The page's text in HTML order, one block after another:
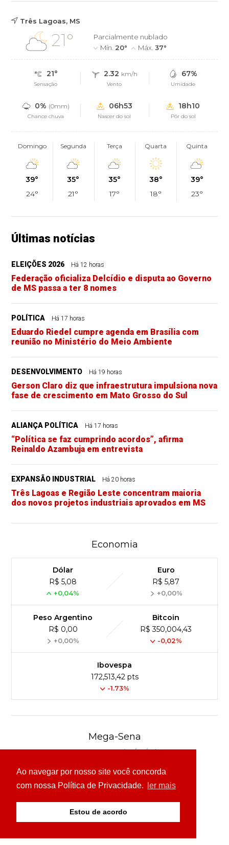
Ao navegar por nosso site você concorda
com nossa Política de Privacidade.
ler mais
Estou de acordo
Três Lagoas, MS
21°
Parcialmente nublado
Mín. 20° Máx.37°
21°
Sensação
2.32 km/h
Vento
67%
Umidade
0% (0mm)
Chance chuva
06h53
Nascer do sol
18h10
Pôr do sol
Domingo
39°
24°
Segunda
35°
21°
Terça
35°
17°
Quarta
38°
18°
Quinta
39°
23°
Últimas notícias
ELEIÇÕES 2026 Há 12 horas
Federação oficializa Delcídio e disputa ao Governo
de MS passa a ter 8 nomes
POLÍTICA Há 17 horas
Eduardo Riedel cumpre agenda em Brasília com
reunião no Ministério do Meio Ambiente
DESENVOLVIMENTO Há 19 horas
Gerson Claro diz que infraestrutura impulsiona nova
fase de crescimento em Mato Grosso do Sul
ALIANÇA POLÍTICA Há 17 horas
“Política se faz cumprindo acordos”, afirma
Reinaldo Azambuja em entrevista
EXPANSÃO INDUSTRIAL Há 20 horas
Três Lagoas e Região Leste concentram maioria
dos novos projetos industriais aprovados em MS
Economia
Dólar
R$ 5,08
+0,04%
Euro
R$ 5,87
+0,00%
Peso Argentino
R$ 0,00
+0,00%
Bitcoin
R$ 350,004,43
-0,02%
Ibovespa
172,513,42 pts
-1.73%
Mega-Sena
Concurso 3041 (06/08/26)
16 21 24 31 43